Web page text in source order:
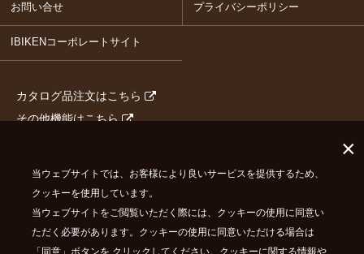
当ウェブサイトでは、お客様により良いサービスを提供するため、
クッキーを使用しています。
当ウェブサイトをご閲覧いただく際には、クッキーの使用に同意い
ただく必要があります。クッキーの使用に同意いただける場合は
×
お問い合せ プライバシーポリシー
IBIKENコーポレートサイト
カタログ品注文はこちら
その他機能はこちら